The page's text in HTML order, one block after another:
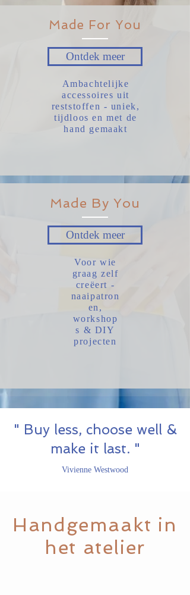
Made For You
Ontdek meer
Ambachtelijke
accessoires uit
reststoffen - uniek,
tijdloos en met de
hand gemaakt
Made By You
Ontdek meer
Voor wie
graag zelf
creëert -
naaipatron
en,
workshop
s & DIY
projecten
" Buy less, choose well &
make it last. "
Vivienne Westwood
Handgemaakt in
het atelier